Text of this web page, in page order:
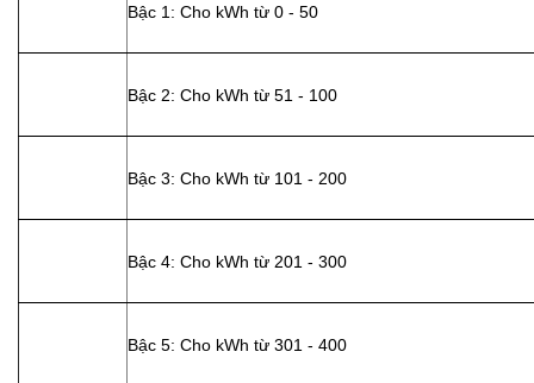
Bậc 1: Cho kWh từ 0 - 50
Bậc 2: Cho kWh từ 51 - 100
Bậc 3: Cho kWh từ 101 - 200
Bậc 4: Cho kWh từ 201 - 300
Bậc 5: Cho kWh từ 301 - 400